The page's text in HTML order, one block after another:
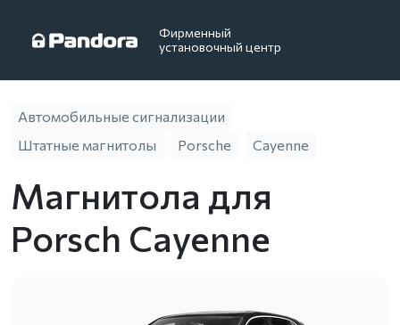
Фирменный
установочный центр
Автомобильные сигнализации
Штатные магнитолы
Porsche Cayenne
Магнитола для
Porsch Cayenne